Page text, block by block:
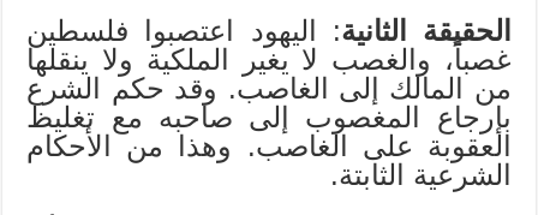
الحقيقة الثانية: اليهود اعتصبوا فلسطين
غصباً، والغصب لا يغير الملكية ولا ينقلها
من المالك إلى الغاصب. وقد حكم الشرع
بإرجاع المغصوب إلى صاحبه مع تغليظ
العقوبة على الغاصب. وهذا من الأحكام
الشرعية الثابتة.